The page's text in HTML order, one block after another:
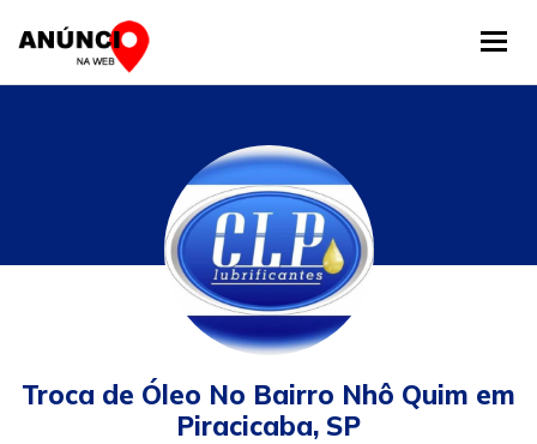
Troca de Óleo No Bairro Nhô Quim em
Piracicaba, SP